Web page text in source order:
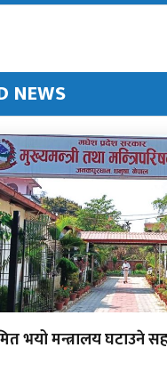
NEWS
भयो मन्त्रालय घटाउने